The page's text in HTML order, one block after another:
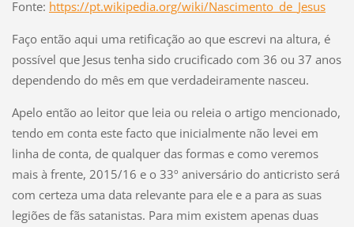
Fonte: https://pt.wikipedia.org/wiki/Nascimento_de_Jesus
Faço então aqui uma retificação ao que escrevi na altura, é
possível que Jesus tenha sido crucificado com 36 ou 37 anos
dependendo do mês em que verdadeiramente nasceu.
Apelo então ao leitor que leia ou releia o artigo mencionado,
tendo em conta este facto que inicialmente não levei em
linha de conta, de qualquer das formas e como veremos
mais à frente, 2015/16 e o 33º aniversário do anticristo será
com certeza uma data relevante para ele e a para as suas
legiões de fãs satanistas. Para mim existem apenas duas